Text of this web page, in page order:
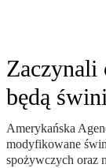
Zaczynali
będą
Amerykańska
modyfikowane
spożywczych oraz